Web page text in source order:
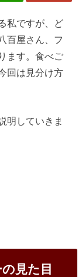
私ですが、ど
百屋さん、フ
ます。食べご
回は見分け方
明していきま
見た目